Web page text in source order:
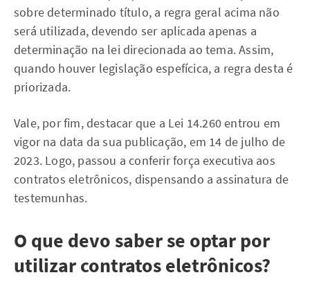
sobre determinado título, a regra geral acima não
será utilizada, devendo ser aplicada apenas a
determinação na lei direcionada ao tema. Assim,
quando houver legislação espefícica, a regra desta é
priorizada.
Vale, por fim, destacar que a Lei 14.260 entrou em
vigor na data da sua publicação, em 14 de julho de
2023. Logo, passou a conferir força executiva aos
contratos eletrônicos, dispensando a assinatura de
testemunhas.
O que devo saber se optar por
utilizar contratos eletrônicos?